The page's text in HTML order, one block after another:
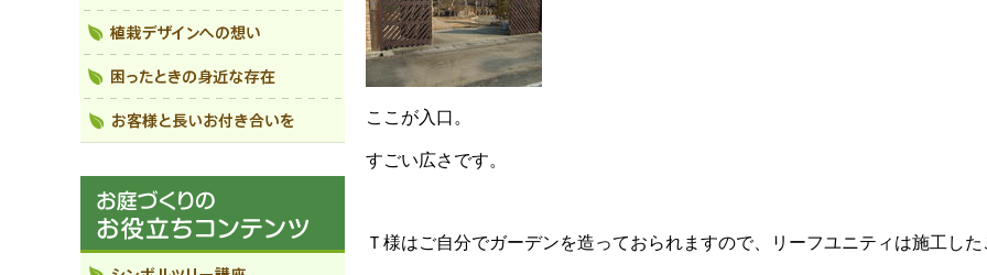
ここが入口。
すごい広さです。
Ｔ様はご自分でガーデンを造っておられますので、リーフユニティは施工し